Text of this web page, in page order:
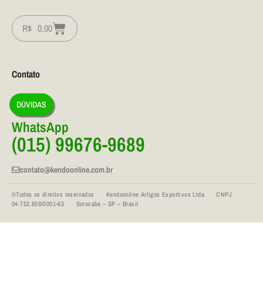
R$ 0,00
Contato
DÚVIDAS
WhatsApp
(015) 99676-9689
contato@kendoonline.com.br
©Todos os direitos reservados Kendoonline Artigos Esportivos Ltda CNPJ
04.752.858/0001-63 Sorocaba – SP – Brasil